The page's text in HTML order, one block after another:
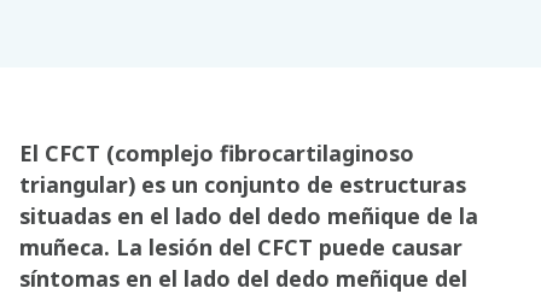
El CFCT (complejo fibrocartilaginoso
triangular) es un conjunto de estructuras
situadas en el lado del dedo meñique de la
muñeca. La lesión del CFCT puede causar
síntomas en el lado del dedo meñique del